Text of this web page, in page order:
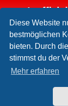
Diese Website
bestmöglichen
bieten. Durch
stimmst du der
Mehr erfahren
FAQ
Foren-Übersicht
[VF West]